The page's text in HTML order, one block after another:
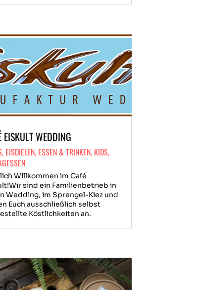
EISKULT WEDDING
, EISDIELEN, ESSEN & TRINKEN, KIDS,
Willkommen im Café
sind ein Familienbetrieb in
Wedding, im Sprengel-Kiez und
Euch ausschließlich selbst
Köstlichkeiten an.